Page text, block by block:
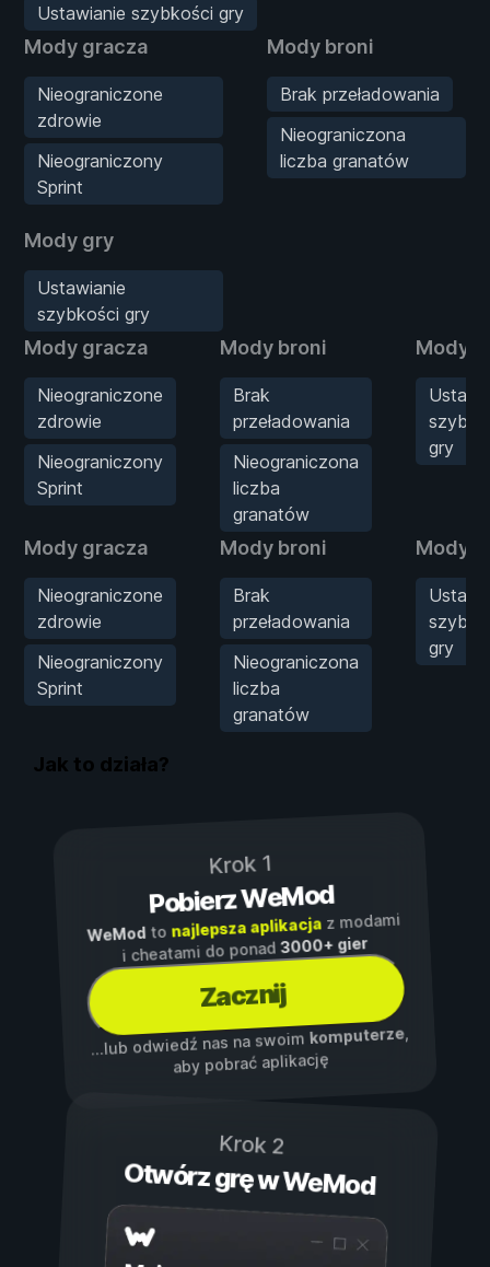
Ustawianie szybkości gry
Mody gracza
Nieograniczone
zdrowie
Nieograniczony
Sprint
Mody gry
Ustawianie
szybkości gry
Mody broni
Brak przeładowania
Nieograniczona
liczba granatów
Mody gracza
Nieograniczone
zdrowie
Nieograniczony
Sprint
Mody broni
Brak
przeładowania
Nieograniczona
liczba
granatów
Mody
gry
Mody gracza
Nieograniczone
zdrowie
Nieograniczony
Sprint
Mody broni
Brak
przeładowania
Nieograniczona
liczba
granatów
Mody
gry
Jak to działa?
Krok 1
Pobierz WeMod
WeModto najlepsza aplikacjaz modami
i cheatami do ponad3000+ gier
Zacznij
...lub odwiedź nas na swoim komputerze,
aby pobrać aplikację
Krok 2
Otwórz grę w WeMod